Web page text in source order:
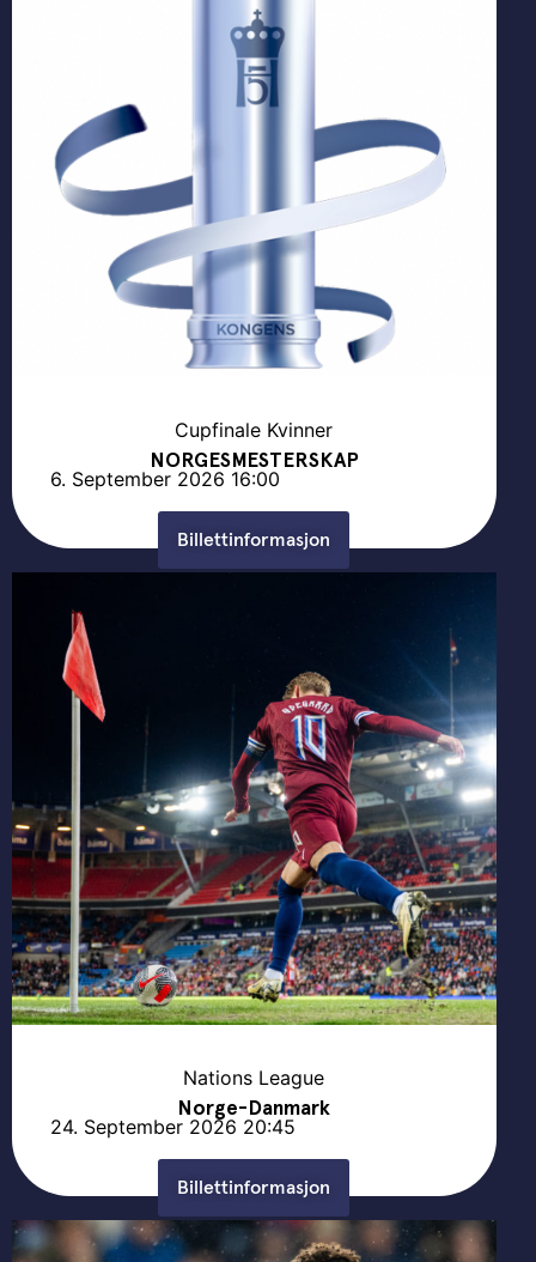
Cupfinale Kvinner
NORGESMESTERSKAP
6. September 2026 16:00
Billettinformasjon
Nations League
Norge-Danmark
24. September 2026 20:45
Billettinformasjon